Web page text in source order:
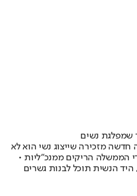
שמפלגת נשים
חדשה מזכירה שייצוג נשי הוא לא
הממשלה הריקים ממנכ"ליות •
היד הנשית תוכל לבנות גשרים